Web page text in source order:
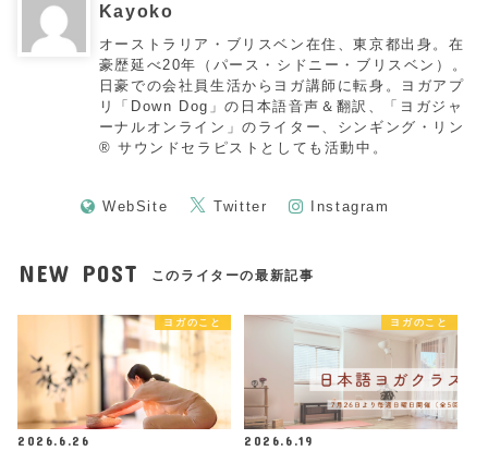
Kayoko
オーストラリア・ブリスベン在住、東京都出身。在
豪歴延べ20年（パース・シドニー・ブリスベン）。
日豪での会社員生活からヨガ講師に転身。ヨガアプ
リ「Down Dog」の日本語音声＆翻訳、「ヨガジャ
ーナルオンライン」のライター、シンギング・リン
®︎ サウンドセラピストとしても活動中。
WebSite Twitter Instagram
NEW POST このライターの最新記事
ヨガのこと
2026.6.26
ヨガのこと
2026.6.19